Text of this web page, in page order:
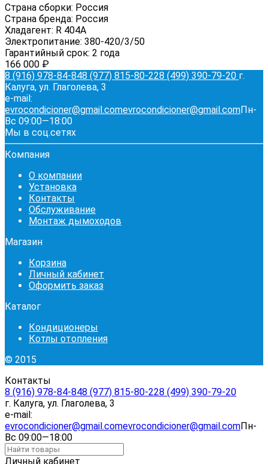
Страна сборки: Россия
Страна бренда: Россия
Хладагент: R 404A
Электропитание: 380-420/3/50
Гарантийный срок: 2 года
166 000 ₽
8 (916) 978-84-848 (977) 815-80-228 (499) 390-79-20 г.
Калуга, ул. Глаголева, 3
e-mail:
evrocondicioner@gmail.comevrocondicioner@gmail.comПн-
Вс 09:00—18:00
Мы в соц.сетях
Компания
О компании
Установка
Контакты
Обслуживание
Монтаж дымоходов
Магазин
Корзина
Личный кабинет
Оформить заказ
Каталог
Кондиционеры
Котлы отопления
© 2015
Контакты
8 (916) 978-84-848 (977) 815-80-228 (499) 390-79-20
г. Калуга, ул. Глаголева, 3
e-mail:
evrocondicioner@gmail.comevrocondicioner@gmail.comПн-
Вс 09:00—18:00
Личный кабинет